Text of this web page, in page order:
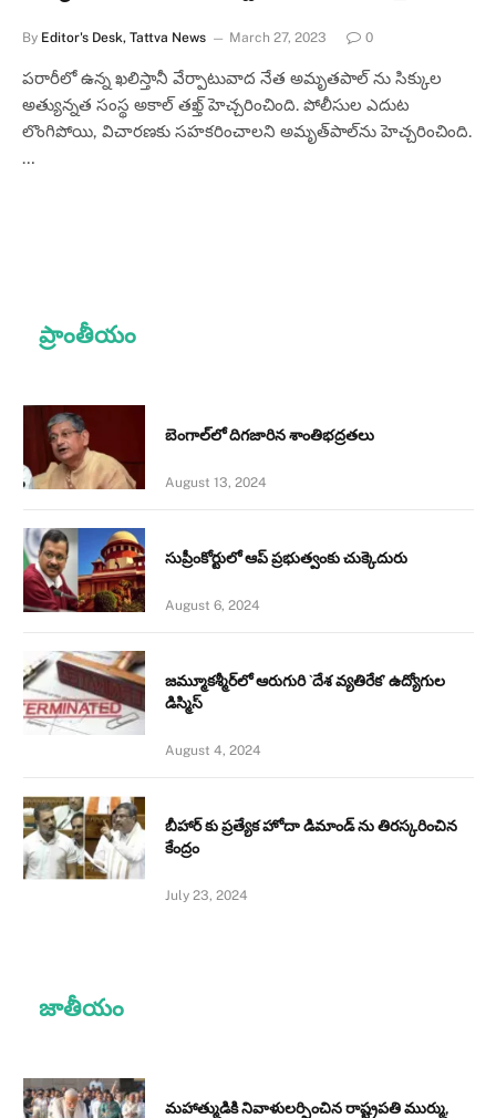
By Editor's Desk, Tattva News March 27, 2023 0
పరారీలో ఉన్న ఖలిస్తానీ వేర్పాటువాద నేత అమృతపాల్ ను సిక్కుల
అత్యున్నత సంస్థ అకాల్ తఖ్త్ హెచ్చరించింది. పోలీసుల ఎదుట
లొంగిపోయి, విచారణకు సహకరించాలని అమృత్‌పాల్‌ను హెచ్చరించింది.
…
ప్రాంతీయం
బెంగాల్‌లో దిగజారిన శాంతిభద్రతలు
August 13, 2024
సుప్రీంకోర్టులో ఆప్ ప్రభుత్వంకు చుక్కెదురు
August 6, 2024
జమ్మూకశ్మీర్‌లో ఆరుగురి `దేశ వ్యతిరేక’ ఉద్యోగుల
డిస్మిస్‌
August 4, 2024
బీహార్ కు ప్రత్యేక హోదా డిమాండ్ ను తిరస్కరించిన
కేంద్రం
July 23, 2024
జాతీయం
మహాత్ముడికి నివాళులర్పించిన రాష్ట్రపతి ముర్ము,